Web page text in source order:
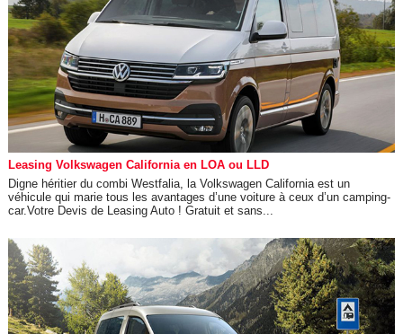
Leasing Volkswagen California en LOA ou LLD
Digne héritier du combi Westfalia, la Volkswagen California est un
véhicule qui marie tous les avantages d’une voiture à ceux d’un camping-
car.Votre Devis de Leasing Auto ! Gratuit et sans...